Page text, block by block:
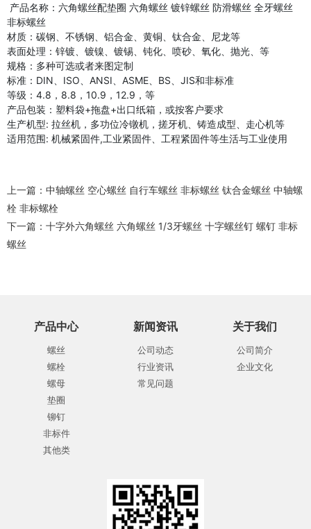
产品名称：六角螺丝配垫圈 六角螺丝 镀锌螺丝 防滑螺丝 全牙螺丝
非标螺丝
材质：碳钢、不锈钢、铝合金、黄铜、钛合金、尼龙等
表面处理：锌镀、镀镍、镀锡、钝化、喷砂、氧化、抛光、等
规格：多种可选或者来图定制
标准：DIN、ISO、ANSI、ASME、BS、JIS和非标准
等级：4.8，8.8，10.9，12.9，等
产品包装：塑料袋+拖盘+出口纸箱，或按客户要求
生产机型: 拉丝机，多功位冷镦机，搓牙机、铸造成型、走心机等
适用范围: 机械紧固件,工业紧固件、工程紧固件等生活与工业使用
上一篇： 中轴螺丝 空心螺丝 自行车螺丝 非标螺丝 钛合金螺丝 中轴螺
栓 非标螺栓
下一篇： 十字外六角螺丝 六角螺丝 1/3牙螺丝 十字螺丝钉 螺钉 非标
螺丝
产品中心
螺丝
螺栓
螺母
垫圈
铆钉
非标件
其他类
新闻资讯
公司动态
行业资讯
常见问题
关于我们
公司简介
企业文化